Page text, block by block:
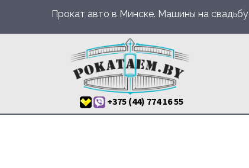
Прокат авто в Минске. Машины на свадьбу
+375 (44) 774 16 55